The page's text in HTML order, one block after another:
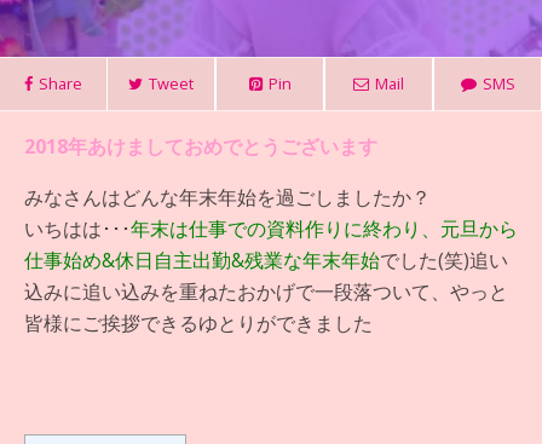
Share Tweet Pin Mail SMS
2018年あけましておめでとうございます
みなさんはどんな年末年始を過ごしましたか？
いちはは･･･年末は仕事での資料作りに終わり、元旦から
仕事始め&休日自主出勤&残業な年末年始でした(笑)追い
込みに追い込みを重ねたおかげで一段落ついて、やっと
皆様にご挨拶できるゆとりができました